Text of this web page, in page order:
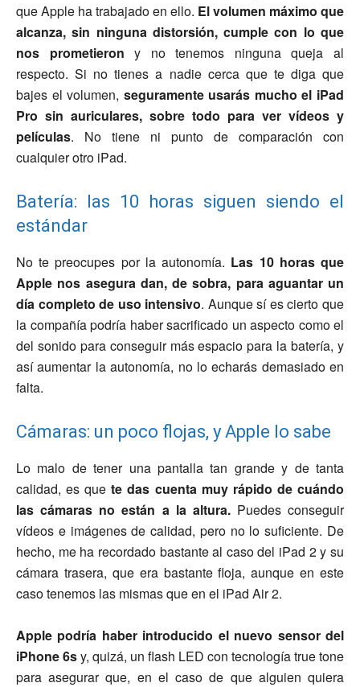
que Apple ha trabajado en ello. El volumen máximo que
alcanza, sin ninguna distorsión, cumple con lo que
nos prometieron y no tenemos ninguna queja al
respecto. Si no tienes a nadie cerca que te diga que
bajes el volumen, seguramente usarás mucho el iPad
Pro sin auriculares, sobre todo para ver vídeos y
películas. No tiene ni punto de comparación con
cualquier otro iPad.
Batería: las 10 horas siguen siendo el
estándar
No te preocupes por la autonomía. Las 10 horas que
Apple nos asegura dan, de sobra, para aguantar un
día completo de uso intensivo. Aunque sí es cierto que
la compañía podría haber sacrificado un aspecto como el
del sonido para conseguir más espacio para la batería, y
así aumentar la autonomía, no lo echarás demasiado en
falta.
Cámaras: un poco flojas, y Apple lo sabe
Lo malo de tener una pantalla tan grande y de tanta
calidad, es que te das cuenta muy rápido de cuándo
las cámaras no están a la altura.Puedes conseguir
vídeos e imágenes de calidad, pero no lo suficiente. De
hecho, me ha recordado bastante al caso del iPad 2 y su
cámara trasera, que era bastante floja, aunque en este
caso tenemos las mismas que en el iPad Air 2.
Apple podría haber introducido el nuevo sensor del
iPhone 6sy, quizá, un flash LED con tecnología true tone
para asegurar que, en el caso de que alguien quiera